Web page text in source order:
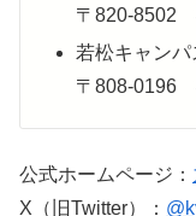
〒820-8502
若松キャンパ
〒808-0196
公式ホームページ：
X（旧Twitter）：